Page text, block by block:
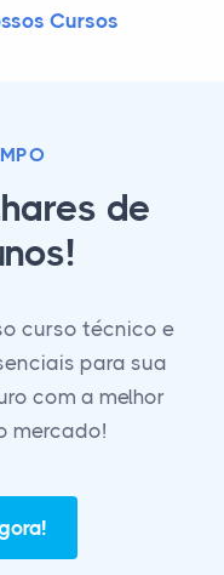
Cursos
de
curso técnico e
para sua
com a melhor
mercado!